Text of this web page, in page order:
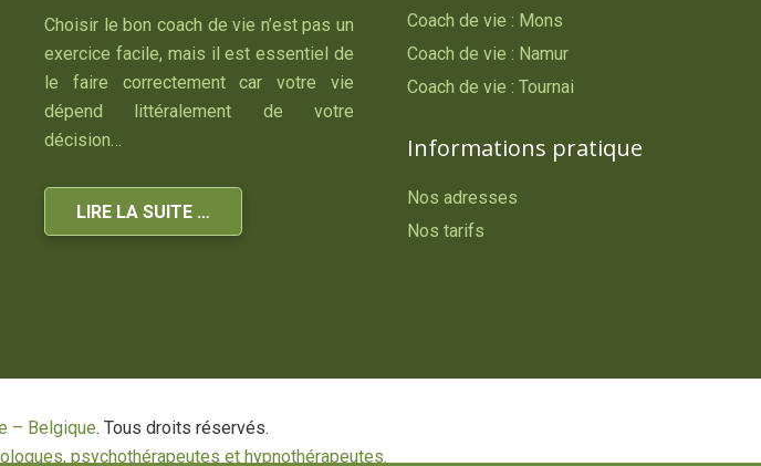
Choisir le bon coach de vie n’est pas un
exercice facile, mais il est essentiel de
le faire correctement car votre vie
dépend littéralement de votre
décision…
LIRE LA SUITE …
Coach de vie : Mons
Coach de vie : Namur
Coach de vie : Tournai
Informations pratique
Nos adresses
Nos tarifs
– Belgique. Tous droits réservés.
psychothérapeutes et hypnothérapeutes.